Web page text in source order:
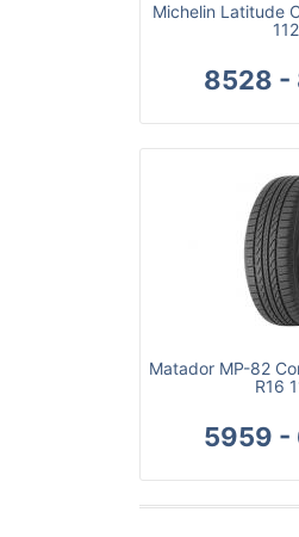
Michelin Latitude
8528 -
Matador MP-82
R16
5959 -